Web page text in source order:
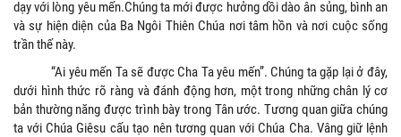
dạy với lòng yêu mến.Chúng ta mới được hưởng dồi dào ân sủng, bình an
và sự hiện diện của Ba Ngôi Thiên Chúa nơi tâm hồn và nơi cuộc sống
trần thế này.
“Ai yêu mến Ta sẽ được Cha Ta yêu mến”. Chúng ta gặp lại ở đây,
dưới hình thức rõ ràng và đánh động hơn, một trong những chân lý cơ
bản thường năng được trình bày trong Tân ước. Tương quan giữa chúng
ta với Chúa Giêsu cấu tạo nên tương quan với Chúa Cha. Vâng giữ lệnh